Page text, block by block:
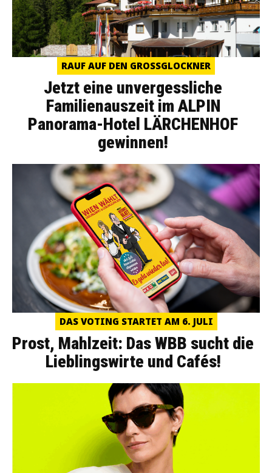
RAUF AUF DEN GROSSGLOCKNER
Jetzt eine unvergessliche
Familienauszeit im ALPIN
Panorama-Hotel LÄRCHENHOF
gewinnen!
DAS VOTING STARTET AM 6. JULI
Prost, Mahlzeit: Das WBB sucht die
Lieblingswirte und Cafés!